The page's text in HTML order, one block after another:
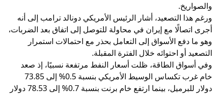
والصواريخ.
ورغم هذا التصعيد، أشار الرئيس الأمريكي دونالد ترامب إلى أنه
أجرى اتصالًا مع إيران في محاولة للتوصل إلى اتفاق بعد الضربات،
وهو ما دفع الأسواق إلى التعامل بحذر مع احتمالات استمرار
التصعيد أو احتوائه خلال الفترة المقبلة.
وفي أسواق الطاقة، ظلت أسعار النفط مرتفعة نسبيًا، إذ صعد
خام غرب تكساس الوسيط الأمريكي بنسبة 0.5% إلى 73.85
دولار للبرميل، بينما ارتفع خام برنت بنسبة 0.7% إلى 78.53 دولار